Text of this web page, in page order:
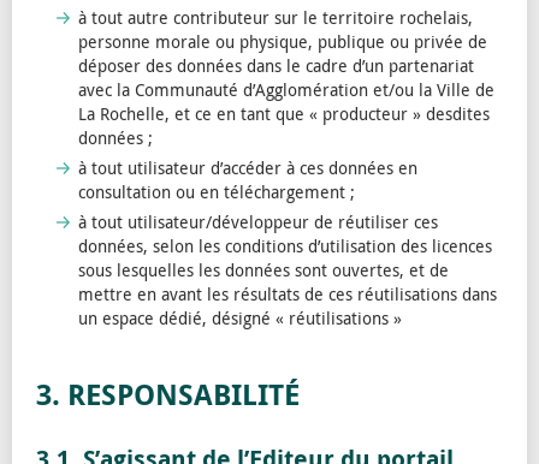
à tout autre contributeur sur le territoire rochelais,
personne morale ou physique, publique ou privée de
déposer des données dans le cadre d’un partenariat
avec la Communauté d’Agglomération et/ou la Ville de
La Rochelle, et ce en tant que « producteur » desdites
données ;
à tout utilisateur d’accéder à ces données en
consultation ou en téléchargement ;
à tout utilisateur/développeur de réutiliser ces
données, selon les conditions d’utilisation des licences
sous lesquelles les données sont ouvertes, et de
mettre en avant les résultats de ces réutilisations dans
un espace dédié, désigné « réutilisations »
3. RESPONSABILITÉ